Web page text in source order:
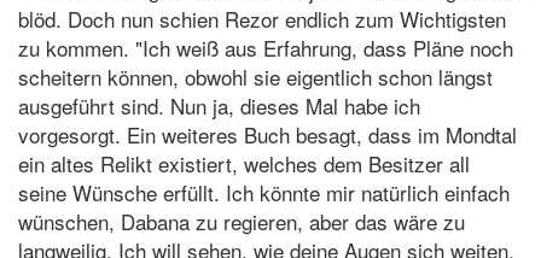
blöd. Doch nun schien Rezor endlich zum Wichtigsten
zu kommen. "Ich weiß aus Erfahrung, dass Pläne noch
scheitern können, obwohl sie eigentlich schon längst
ausgeführt sind. Nun ja, dieses Mal habe ich
vorgesorgt. Ein weiteres Buch besagt, dass im Mondtal
ein altes Relikt existiert, welches dem Besitzer all
seine Wünsche erfüllt. Ich könnte mir natürlich einfach
wünschen, Dabana zu regieren, aber das wäre zu
langweilig. Ich will sehen, wie deine Augen sich weiten,